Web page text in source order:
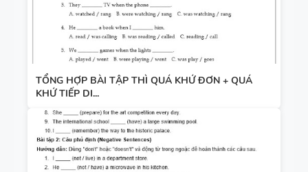
TỔNG HỢP BÀI TẬP THÌ QUÁ KHỨ ĐƠN + QUÁ
KHỨ TIẾP DI...